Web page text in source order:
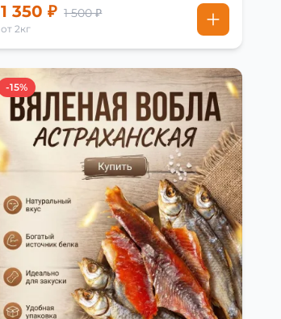
1 350 ₽ 1 500 ₽
от 2кг
-15%